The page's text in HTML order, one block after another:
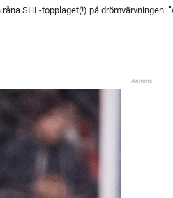
SHL-topplaget(!) på drömvärvningen: